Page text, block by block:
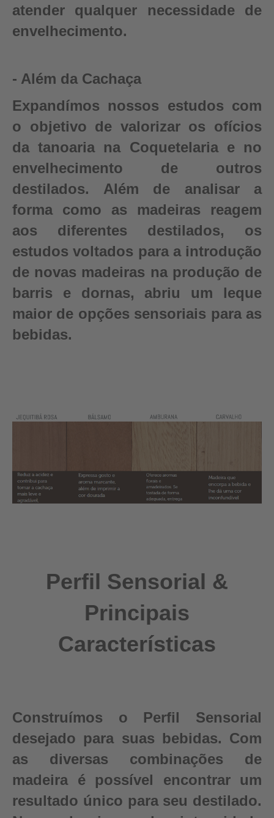
atender qualquer necessidade de
envelhecimento.
- Além da Cachaça
Expandímos nossos estudos com
o objetivo de valorizar os ofícios
da tanoaria na Coquetelaria e no
envelhecimento de outros
destilados. Além de analisar a
forma como as madeiras reagem
aos diferentes destilados, os
estudos voltados para a introdução
de novas madeiras na produção de
barris e dornas, abriu um leque
maior de opções sensoriais para as
bebidas.
Perfil Sensorial &
Principais
Características
Construímos o Perfil Sensorial
desejado para suas bebidas. Com
as diversas combinações de
madeira é possível encontrar um
resultado único para seu destilado.